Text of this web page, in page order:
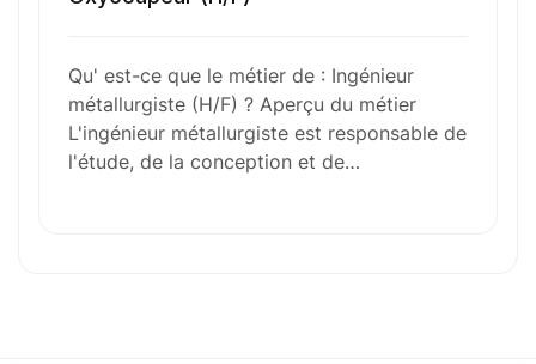
Glisser & déposer les fichiers ici
ou
Parcourir les fichiers
Qu' est-ce que le métier de : Ingénieur
métallurgiste (H/F) ? Aperçu du métier
L'ingénieur métallurgiste est responsable de
l'étude, de la conception et de…